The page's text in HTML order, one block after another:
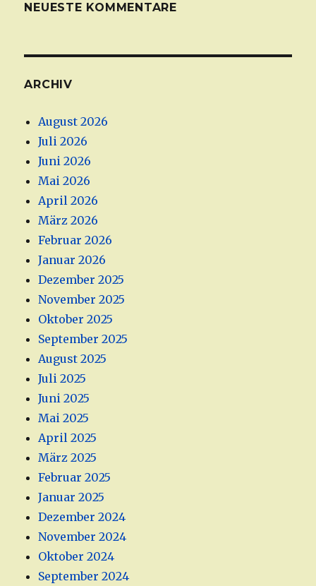
NEUESTE KOMMENTARE
ARCHIV
August 2026
Juli 2026
Juni 2026
Mai 2026
April 2026
März 2026
Februar 2026
Januar 2026
Dezember 2025
November 2025
Oktober 2025
September 2025
August 2025
Juli 2025
Juni 2025
Mai 2025
April 2025
März 2025
Februar 2025
Januar 2025
Dezember 2024
November 2024
Oktober 2024
September 2024